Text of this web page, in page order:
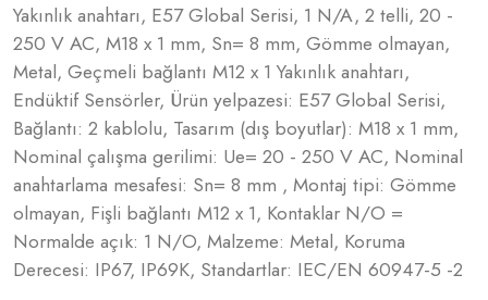
Yakınlık anahtarı, E57 Global Serisi, 1 N/A, 2 telli, 20 -
250 V AC, M18 x 1 mm, Sn= 8 mm, Gömme olmayan,
Metal, Geçmeli bağlantı M12 x 1 Yakınlık anahtarı,
Endüktif Sensörler, Ürün yelpazesi: E57 Global Serisi,
Bağlantı: 2 kablolu, Tasarım (dış boyutlar): M18 x 1 mm,
Nominal çalışma gerilimi: Ue= 20 - 250 V AC, Nominal
anahtarlama mesafesi: Sn= 8 mm , Montaj tipi: Gömme
olmayan, Fişli bağlantı M12 x 1, Kontaklar N/O =
Normalde açık: 1 N/O, Malzeme: Metal, Koruma
Derecesi: IP67, IP69K, Standartlar: IEC/EN 60947-5 -2